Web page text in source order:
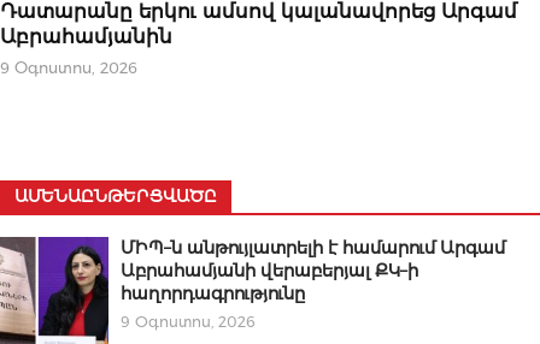
Դատարանը երկու ամսով կալանավորեց Արգամ
Աբրահամյանին
9 Օգոստոս, 2026
ԱՄԵՆԱԸՆԹԵՐՑՎԱԾԸ
ՄԻՊ–ն անթույլատրելի է համարում Արգամ
Աբրահամյանի վերաբերյալ ՔԿ–ի
հաղորդագրությունը
9 Օգոստոս, 2026